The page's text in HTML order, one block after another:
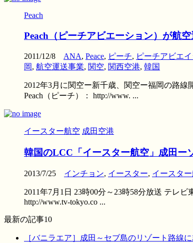
Peach
Peach（ピーチアビエーション）が航
2011/12/8 ANA, Peace, ピーチ, ピーチアビエ
岡, 航空運送事業, 関空, 関西空港, 韓国
2012年3月に関空ー新千歳、関空ー福岡の路
Peach（ピーチ）： http://www. ...
イースター航空 成田空港
韓国のLCC「イースター航空」成田ー
2013/7/25 インチョン, イースター, イースタ
2011年7月1日 23時00分～23時58分放送 テレ
http://www.tv-tokyo.co ...
最新の記事10
［バニラエア］成田～セブ島のリゾート路線